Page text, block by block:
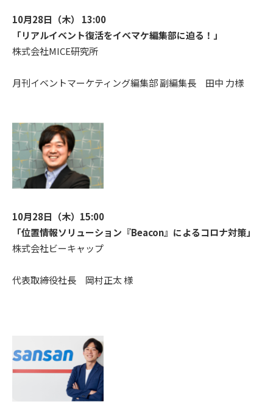
10月28日（木） 13:00
「リアルイベント復活をイベマケ編集部に迫る！」
株式会社MICE研究所
月刊イベントマーケティング編集部 副編集長 田中 力様
10月28日（木）15:00
「位置情報ソリューション『Beacon』によるコロナ対策」
株式会社ビーキャップ
代表取締役社長 岡村正太 様